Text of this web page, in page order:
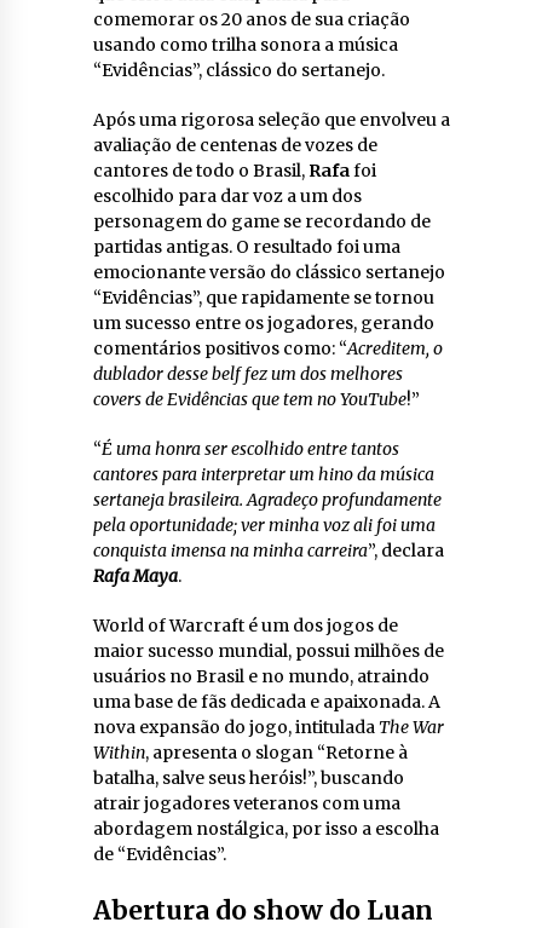
comemorar os 20 anos de sua criação
usando como trilha sonora a música
“Evidências”, clássico do sertanejo.
Após uma rigorosa seleção que envolveu a
avaliação de centenas de vozes de
cantores de todo o Brasil, Rafafoi
escolhido para dar voz a um dos
personagem do game se recordando de
partidas antigas. O resultado foi uma
emocionante versão do clássico sertanejo
“Evidências”, que rapidamente se tornou
um sucesso entre os jogadores, gerando
comentários positivos como: “Acreditem, o
dublador desse belf fez um dos melhores
covers de Evidências que tem no YouTube!”
“É uma honra ser escolhido entre tantos
cantores para interpretar um hino da música
sertaneja brasileira. Agradeço profundamente
pela oportunidade; ver minha voz ali foi uma
conquista imensa na minha carreira”, declara
Rafa Maya.
World of Warcraft é um dos jogos de
maior sucesso mundial, possui milhões de
usuários no Brasil e no mundo, atraindo
uma base de fãs dedicada e apaixonada. A
nova expansão do jogo, intitulada The War
Within, apresenta o slogan “Retorne à
batalha, salve seus heróis!”, buscando
atrair jogadores veteranos com uma
abordagem nostálgica, por isso a escolha
de “Evidências”.
Abertura do show do Luan